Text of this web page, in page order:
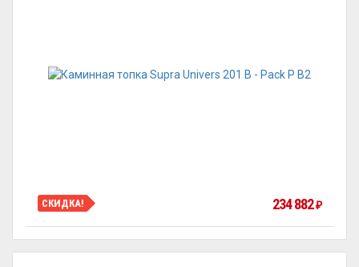
СКИДКА! 234 882₽